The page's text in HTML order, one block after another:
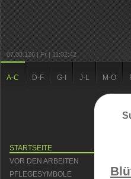
07.08.126 | Fr | 11:02:42
STARTSEITE
VOR DEN ARBEITEN
PFLEGESYMBOLE
A-C D-F G-I J-L M-O